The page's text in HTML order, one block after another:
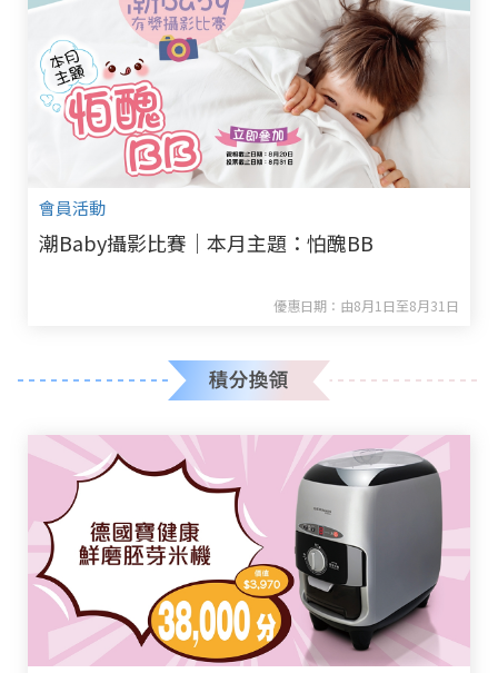
會員活動
潮Baby攝影比賽｜本月主題：怕醜BB
優惠日期：由8月1日至8月31日